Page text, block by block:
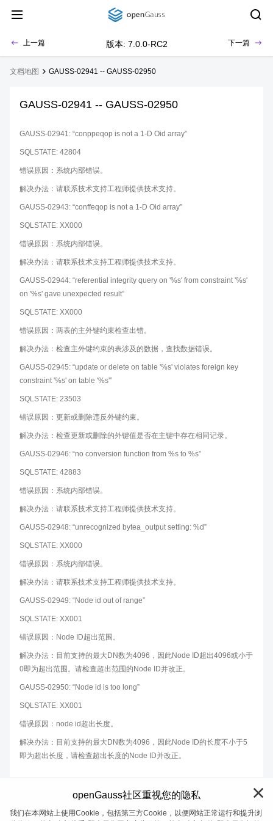
上一篇 版本: 7.0.0-RC2 下一篇
文档地图 GAUSS-02941 -- GAUSS-02950
GAUSS-02941 -- GAUSS-02950
GAUSS-02941: “conppeqop is not a 1-D Oid array”
SQLSTATE: 42804
错误原因：系统内部错误。
解决办法：请联系技术支持工程师提供技术支持。
GAUSS-02943: “conffeqop is not a 1-D Oid array”
SQLSTATE: XX000
错误原因：系统内部错误。
解决办法：请联系技术支持工程师提供技术支持。
GAUSS-02944: “referential integrity query on '%s' from constraint '%s'
on '%s' gave unexpected result”
SQLSTATE: XX000
错误原因：两表的主外键约束检查出错。
解决办法：检查主外键约束的表涉及的数据，查找数据错误。
GAUSS-02945: “update or delete on table '%s' violates foreign key
constraint '%s' on table '%s'”
SQLSTATE: 23503
错误原因：更新或删除违反外键约束。
解决办法：检查更新或删除的外键值是否在主键中存在相同记录。
GAUSS-02946: “no conversion function from %s to %s”
SQLSTATE: 42883
错误原因：系统内部错误。
解决办法：请联系技术支持工程师提供技术支持。
GAUSS-02948: “unrecognized bytea_output setting: %d”
SQLSTATE: XX000
错误原因：系统内部错误。
解决办法：请联系技术支持工程师提供技术支持。
GAUSS-02949: “Node id out of range”
SQLSTATE: XX001
错误原因：Node ID超出范围。
解决办法：目前支持的最大DN数为4096，因此Node ID超出4096或小于
0即为超出范围。请检查超出范围的Node ID并改正。
GAUSS-02950: “Node id is too long”
SQLSTATE: XX001
错误原因：node id超出长度。
解决办法：目前支持的最大DN数为4096，因此Node ID的长度不小于5
即为超出长度，请检查超出长度的Node ID并改正。
openGauss社区重视您的隐私
我们在本网站上使用Cookie，包括第三方Cookie，以便网站正常运行和提升浏